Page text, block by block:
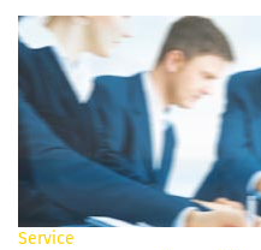
Service